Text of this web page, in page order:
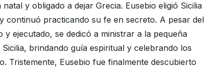
y obligado a dejar Grecia. Eusebio eligió Sicilia
continuó practicando su fe en secreto. A pesar del
y ejecutado, se dedicó a ministrar a la pequeña
brindando guía espiritual y celebrando los
Tristemente, Eusebio fue finalmente descubierto